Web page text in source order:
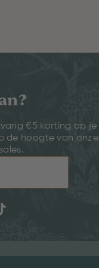
€5 korting op je
de hoogte van onze